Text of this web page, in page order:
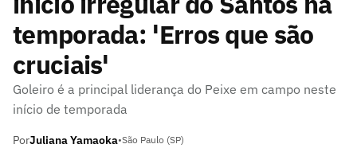
temporada: 'Erros que são
cruciais'
Goleiro é a principal liderança do Peixe em campo neste
início de temporada
PorJuliana Yamaoka•São Paulo (SP)